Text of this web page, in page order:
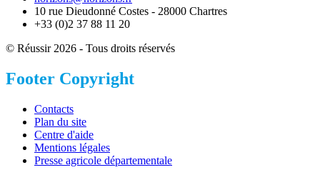
10 rue Dieudonné Costes - 28000 Chartres
+33 (0)2 37 88 11 20
© Réussir 2026 - Tous droits réservés
Footer Copyright
Contacts
Plan du site
Centre d'aide
Mentions légales
Presse agricole départementale